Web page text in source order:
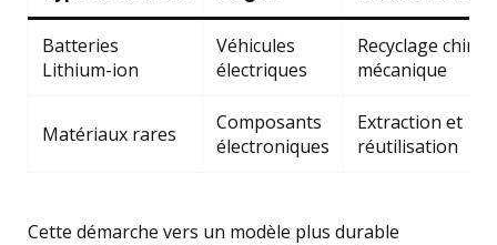
Batteries
Lithium-ion
Véhicules
électriques
Recyclage
mécanique
Matériaux rares
Composants
électroniques
Extraction et
réutilisation
Cette démarche vers un modèle plus durable